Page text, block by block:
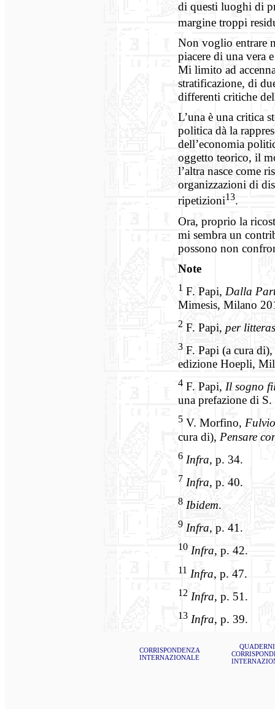
di questi luoghi di
margine troppi
Non voglio entrare
piacere di una vera
Mi limito ad
stratificazione, di
differenti critiche
L’una è una critica
politica dà la
dell’economia
oggetto teorico, il
l’altra nasce come
organizzazioni di
ripetizioni13.
Ora, proprio la
mi sembra un
possono non
Note
1 F. Papi, Dalla
Mimesis, Milano
2 F. Papi, per litteras
3 F. Papi (a cura di),
edizione Hoepli,
4 F. Papi, Il sogno
una prefazione di
5 V. Morfino,
cura di), Pensare
6 Infra, p. 34.
7 Infra, p. 40.
8 Ibidem.
9 Infra, p. 41.
10 Infra, p. 42.
11 Infra, p. 47.
12 Infra, p. 51.
13 Infra, p. 39.
CORRISPONDENZA
INTERNAZIONALE